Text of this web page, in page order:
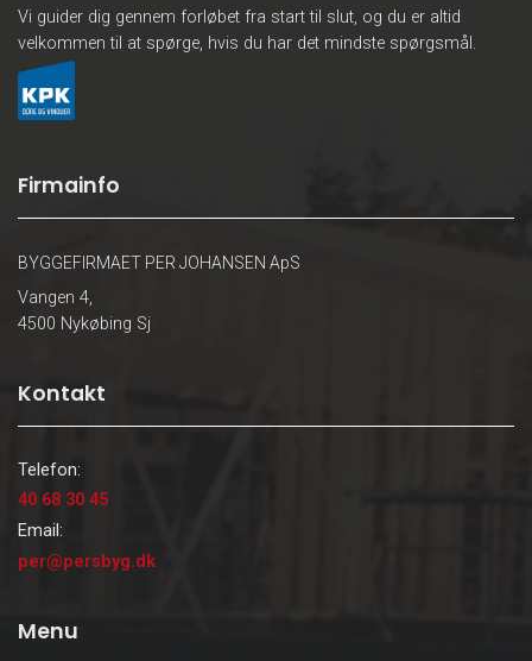
Vi guider dig gennem forløbet fra start til slut, og du er altid
velkommen til at spørge, hvis du har det mindste spørgsmål.
Firmainfo
BYGGEFIRMAET PER JOHANSEN ApS
Vangen 4,
4500 Nykøbing Sj
Kontakt
Telefon:
40 68 30 45
Email:
per@persbyg.dk
Menu